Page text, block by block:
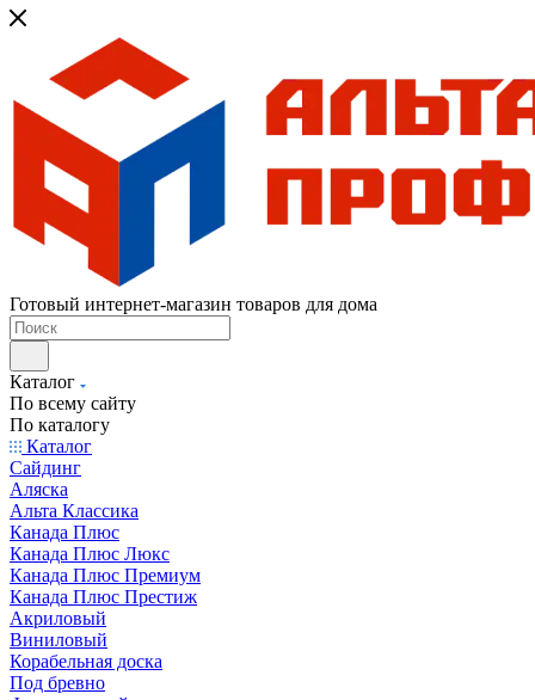
Готовый интернет-магазин товаров для дома
Каталог
По всему сайту
По каталогу
Каталог
Сайдинг
Аляска
Альта Классика
Канада Плюс
Канада Плюс Люкс
Канада Плюс Премиум
Канада Плюс Престиж
Акриловый
Виниловый
Корабельная доска
Под бревно